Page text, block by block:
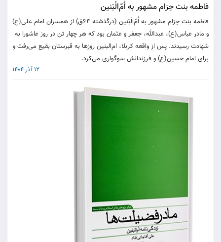
فاطمه بنت حِزام مشهور به اُمّ‌الْبَنین
فاطمه بنت حِزام مشهور به اُمّ‌الْبَنین (درگذشته ۶۴ق) از همسران امام علی(ع)
و مادر عباس(ع)، عبدالله، جعفر و عثمان بود که هر چهار تن در روز عاشورا به
شهادت رسیدند. پس از واقعه کربلا، ام‌البنین روزها به قبرستان بقیع می‌رفت و
برای امام حسین(ع) و فرزندانش سوگواری می‌کرد.
12 آذر 1404